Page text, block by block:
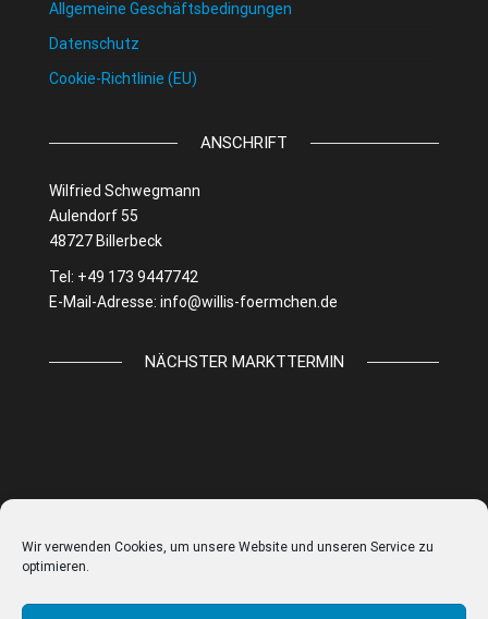
Wir verwenden Cookies, um unsere Website und unseren Service zu
optimieren.
Allgemeine Geschäftsbedingungen
Datenschutz
Cookie-Richtlinie (EU)
ANSCHRIFT
Wilfried Schwegmann
Aulendorf 55
48727 Billerbeck
Tel: +49 173 9447742
E-Mail-Adresse: info@willis-foermchen.de
NÄCHSTER MARKTTERMIN